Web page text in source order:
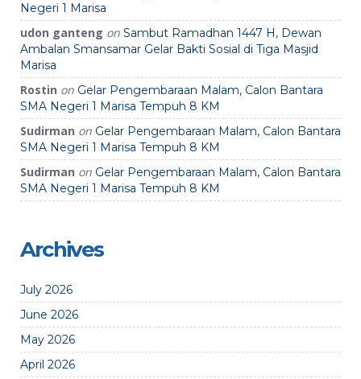
Negeri 1 Marisa
udon ganteng on Sambut Ramadhan 1447 H, Dewan
Ambalan Smansamar Gelar Bakti Sosial di Tiga Masjid
Marisa
Rostin on Gelar Pengembaraan Malam, Calon Bantara
SMA Negeri 1 Marisa Tempuh 8 KM
Sudirman on Gelar Pengembaraan Malam, Calon Bantara
SMA Negeri 1 Marisa Tempuh 8 KM
Sudirman on Gelar Pengembaraan Malam, Calon Bantara
SMA Negeri 1 Marisa Tempuh 8 KM
Archives
July 2026
June 2026
May 2026
April 2026